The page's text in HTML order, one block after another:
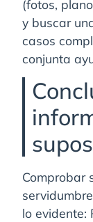
(fotos,
y buscar
casos
conjunta
Comprobar
lo evidente: